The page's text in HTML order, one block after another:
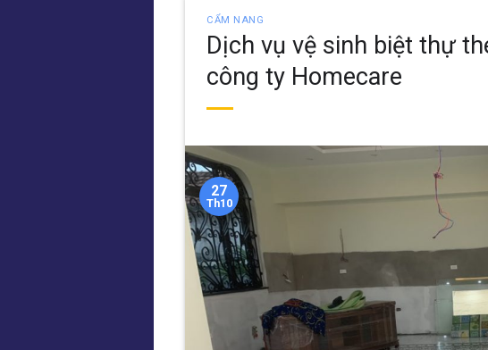
CẨM NANG
Dịch vụ vệ sinh biệt thự
công ty Homecare
27
Th10